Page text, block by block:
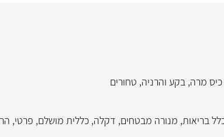
מרה, בקע והרניה, טחורים
בריאות, מנורה מבטחים, דקלה, כללית מושלם, פרטי,